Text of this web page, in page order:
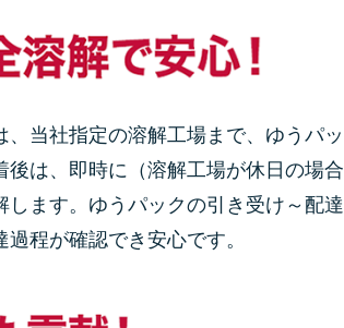
当社指定の溶解工場まで、ゆうパッ
は、即時に（溶解工場が休日の場合
ます。ゆうパックの引き受け～配達
程が確認でき安心です。